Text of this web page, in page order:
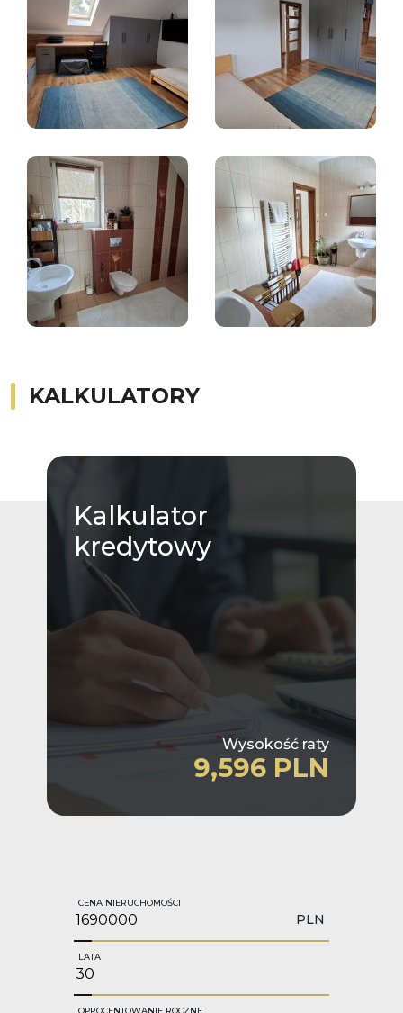
KALKULATORY
Kalkulator
kredytowy
Wysokość raty
9,596 PLN
CENA NIERUCHOMOŚCI
PLN
LATA
OPROCENTOWANIE ROCZNE